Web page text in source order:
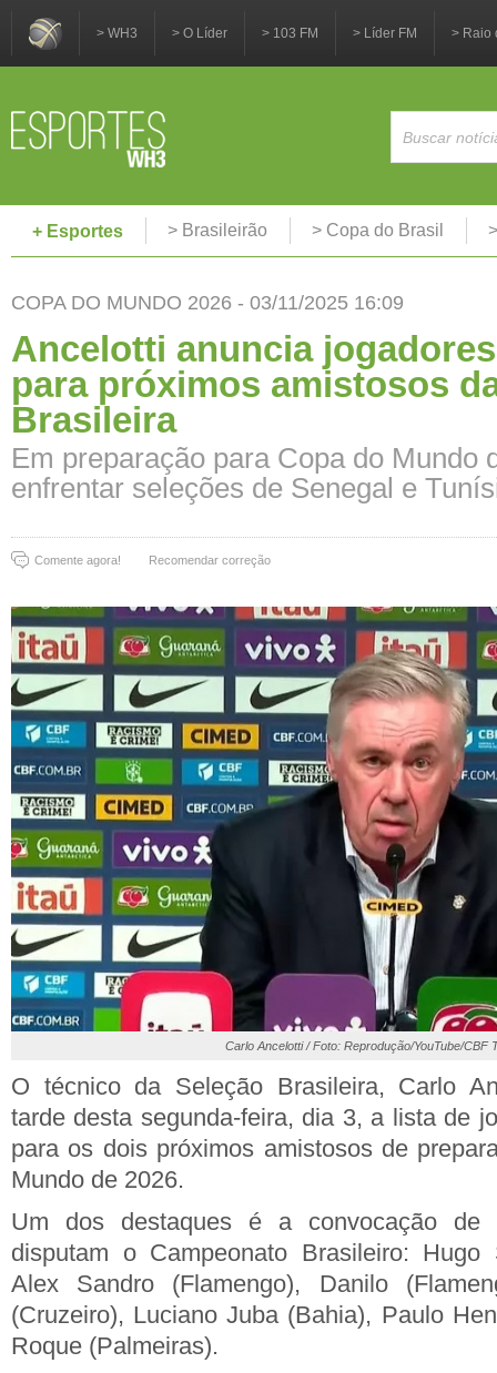
> WH3 > O Líder > 103 FM > Líder FM > Raio
+ Esportes > Brasileirão > Copa do Brasil
COPA DO MUNDO 2026 - 03/11/2025 16:09
Ancelotti anuncia
para próximos amistosos
Brasileira
Em preparação para Copa do Mundo
enfrentar seleções de Senegal e
Comente agora! Recomendar correção
Carlo Ancelotti / Foto: Reprodução/YouTube/CBF
O técnico da Seleção Brasileira, Carlo
tarde desta segunda-feira, dia 3, a lista de
para os dois próximos amistosos de
Mundo de 2026.
Um dos destaques é a convocação de
disputam o Campeonato Brasileiro: Hugo
Alex Sandro (Flamengo), Danilo
(Cruzeiro), Luciano Juba (Bahia), Paulo
Roque (Palmeiras).